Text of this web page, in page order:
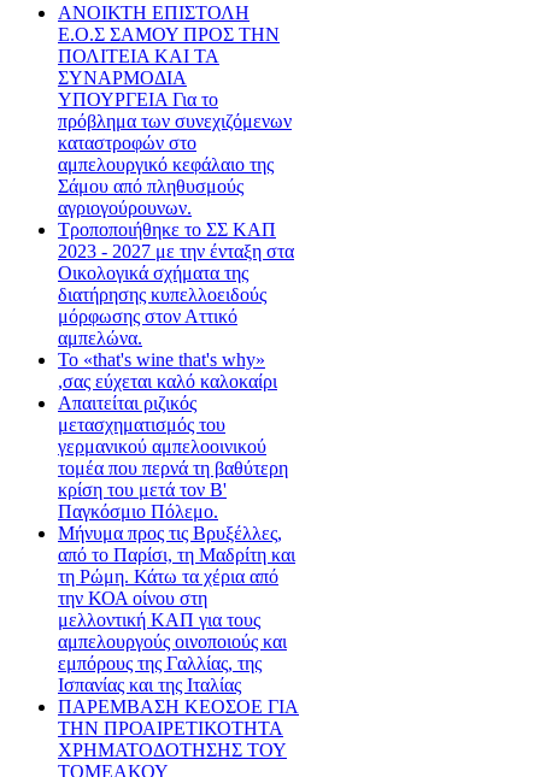
ΑΝΟΙΚΤΗ ΕΠΙΣΤΟΛΗ
Ε.Ο.Σ ΣΑΜΟΥ ΠΡΟΣ ΤΗΝ
ΠΟΛΙΤΕΙΑ ΚΑΙ ΤΑ
ΣΥΝΑΡΜΟΔΙΑ
ΥΠΟΥΡΓΕΙΑ Για το
πρόβλημα των συνεχιζόμενων
καταστροφών στο
αμπελουργικό κεφάλαιο της
Σάμου από πληθυσμούς
αγριογούρουνων.
Τροποποιήθηκε το ΣΣ ΚΑΠ
2023 - 2027 με την ένταξη στα
Οικολογικά σχήματα της
διατήρησης κυπελλοειδούς
μόρφωσης στον Αττικό
αμπελώνα.
Το «that's wine that's why»
,σας εύχεται καλό καλοκαίρι
Απαιτείται ριζικός
μετασχηματισμός του
γερμανικού αμπελοοινικού
τομέα που περνά τη βαθύτερη
κρίση του μετά τον Β'
Παγκόσμιο Πόλεμο.
Μήνυμα προς τις Βρυξέλλες,
από το Παρίσι, τη Μαδρίτη και
τη Ρώμη. Κάτω τα χέρια από
την ΚΟΑ οίνου στη
μελλοντική ΚΑΠ για τους
αμπελουργούς οινοποιούς και
εμπόρους της Γαλλίας, της
Ισπανίας και της Ιταλίας
ΠΑΡΕΜΒΑΣΗ ΚΕΟΣΟΕ ΓΙΑ
ΤΗΝ ΠΡΟΑΙΡΕΤΙΚΟΤΗΤΑ
ΧΡΗΜΑΤΟΔΟΤΗΣΗΣ ΤΟΥ
ΤΟΜΕΑΚΟΥ